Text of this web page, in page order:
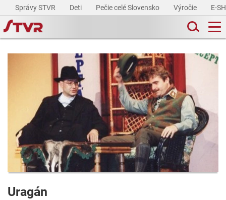
Správy STVR Deti Pečie celé Slovensko Výročie E-
Uragán